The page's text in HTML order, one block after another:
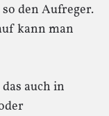
den Aufreger.
kann man
auch in